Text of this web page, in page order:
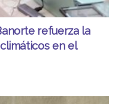
refuerza la
en el